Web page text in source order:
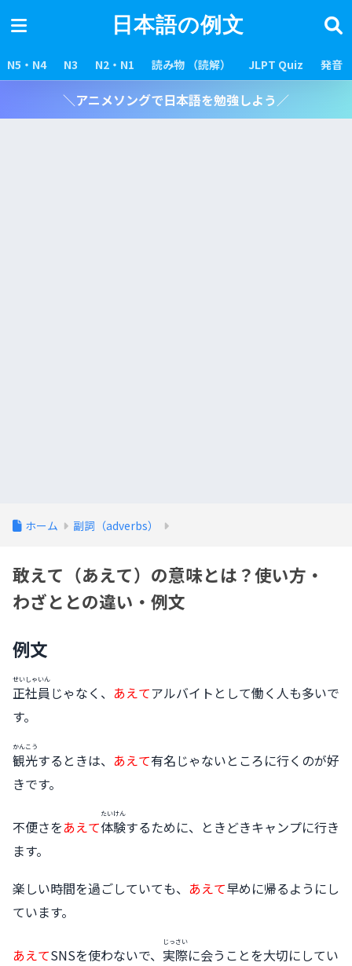
日本語の例文
N5・N4 N3 N2・N1 読み物 （読解） JLPT Quiz 発音
＼アニメソングで日本語を勉強しよう／
ホーム 副詞（adverbs）
敢えて（あえて）の意味とは？使い方・
わざととの違い・例文
例文
正社員
せいしゃいん
じゃなく、 あえてアルバイトとして働く人も多いで
す。
観光
かんこう
するときは、 あえて有名じゃないところに行くのが好
きです。
不便さをあえて体験
たいけん
するために、ときどきキャンプに行き
ます。
楽しい時間を過ごしていても、 あえて早めに帰るようにし
ています。
あえてSNSを使わないで、 実際
じっさい
に会うことを大切にしてい